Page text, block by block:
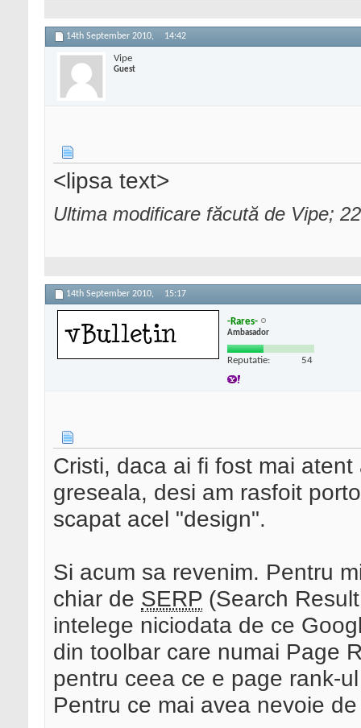
14th September 2010, 14:42
Vipe
Guest
<lipsa text>
Ultima modificare făcută de Vipe;
14th September 2010, 15:17
-Rares-
Ambasador
Reputatie: 54
Cristi, daca ai fi fost mai
greseala, desi am rasfoit
scapat acel "design".
Si acum sa revenim. Pentru
chiar de SERP (Search
intelege niciodata de ce
din toolbar care numai Page
pentru ceea ce e page rank-
Pentru ce mai avea nevoie